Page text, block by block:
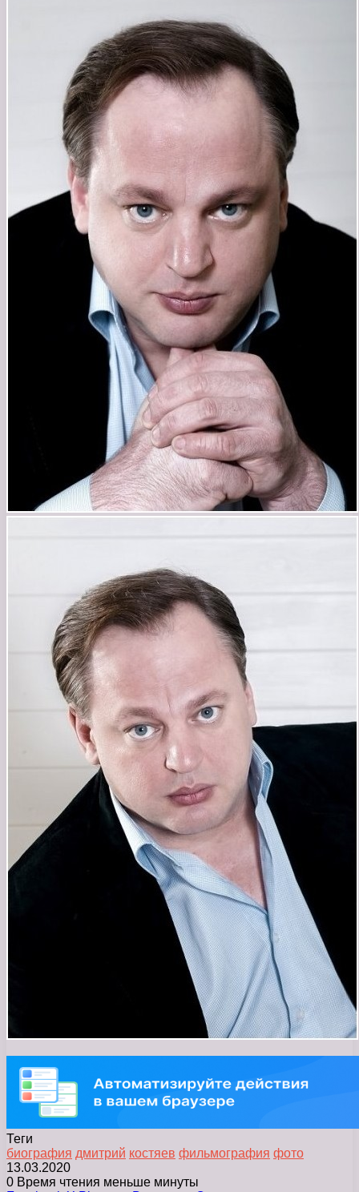
Теги
биография дмитрий костяев фильмография фото
13.03.2020
0 Время чтения меньше минуты